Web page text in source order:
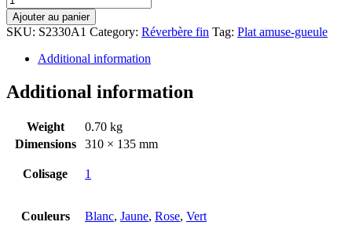
Ajouter au panier
SKU: S2330A1 Category: Réverbère fin Tag: Plat amuse-gueule
Additional information
Additional information
Weight
0.70 kg
Dimensions
310 × 135 mm
Colisage 1
Couleurs Blanc, Jaune, Rose, Vert